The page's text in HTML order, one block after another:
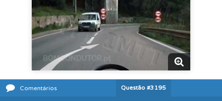
Comentários Questão #3195